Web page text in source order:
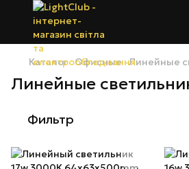
Каталог Офисные Линейные
Линейные
Фильтр